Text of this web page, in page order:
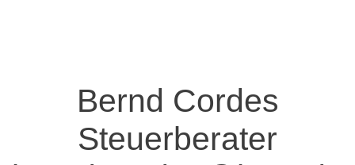
Bernd Cordes
Steuerberater